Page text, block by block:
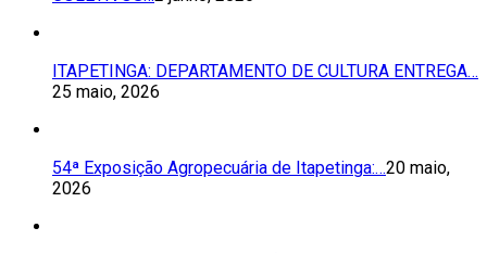
ITAPETINGA: DEPARTAMENTO DE CULTURA ENTREGA…
25 maio, 2026
54ª Exposição Agropecuária de Itapetinga:…20 maio,
2026